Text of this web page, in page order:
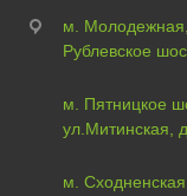
м. Молодежная,
Рублевское
м. Пятницкое
ул.Митинская,
м.